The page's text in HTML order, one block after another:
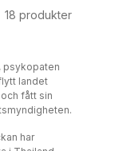
18 produkter
psykopaten
landet
fått sin
har